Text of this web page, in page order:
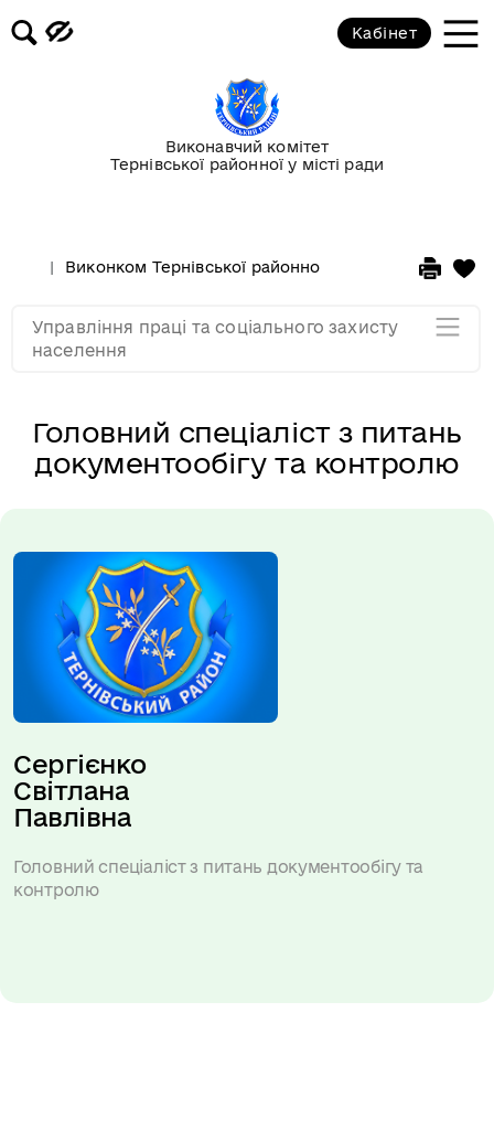
Виконавчий комітет
Тернівської районної у місті ради
Кабінет
Виконком Тернівської районної у місті ради
Головний спеціаліст з питань
документообігу та контролю
Сергієнко
Світлана
Павлівна
Головний спеціаліст з питань документообігу та
контролю
Управління праці та соціального захисту
населення
Відділ соціально-трудових
відносин
Відділ соціальної підтримки
Відділ правового забезпечення
Мапа розділу